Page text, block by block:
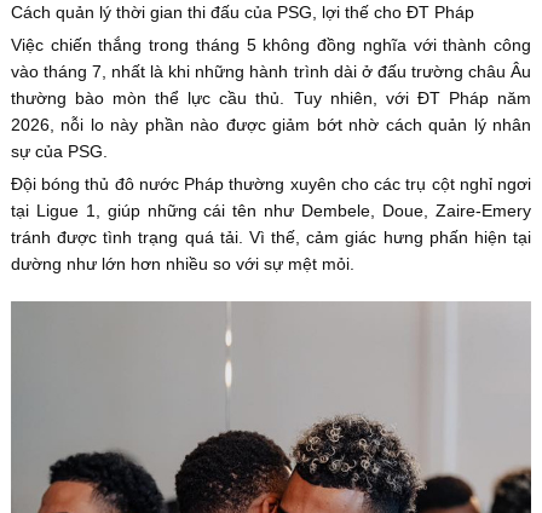
Cách quản lý thời gian thi đấu của PSG, lợi thế cho ĐT Pháp
Việc chiến thắng trong tháng 5 không đồng nghĩa với thành công
vào tháng 7, nhất là khi những hành trình dài ở đấu trường châu Âu
thường bào mòn thể lực cầu thủ. Tuy nhiên, với ĐT Pháp năm
2026, nỗi lo này phần nào được giảm bớt nhờ cách quản lý nhân
sự của PSG.
Đội bóng thủ đô nước Pháp thường xuyên cho các trụ cột nghỉ ngơi
tại Ligue 1, giúp những cái tên như Dembele, Doue, Zaire-Emery
tránh được tình trạng quá tải. Vì thế, cảm giác hưng phấn hiện tại
dường như lớn hơn nhiều so với sự mệt mỏi.